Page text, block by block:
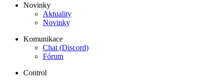
Novinky
Aktuality
Novinky
Komunikace
Chat (Discord)
Fórum
Control